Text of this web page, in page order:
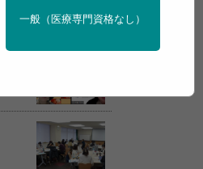
一般（医療専門資格なし）